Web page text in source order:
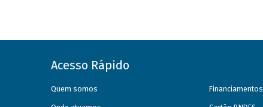
Acesso Rápido
Quem somos Financiamentos